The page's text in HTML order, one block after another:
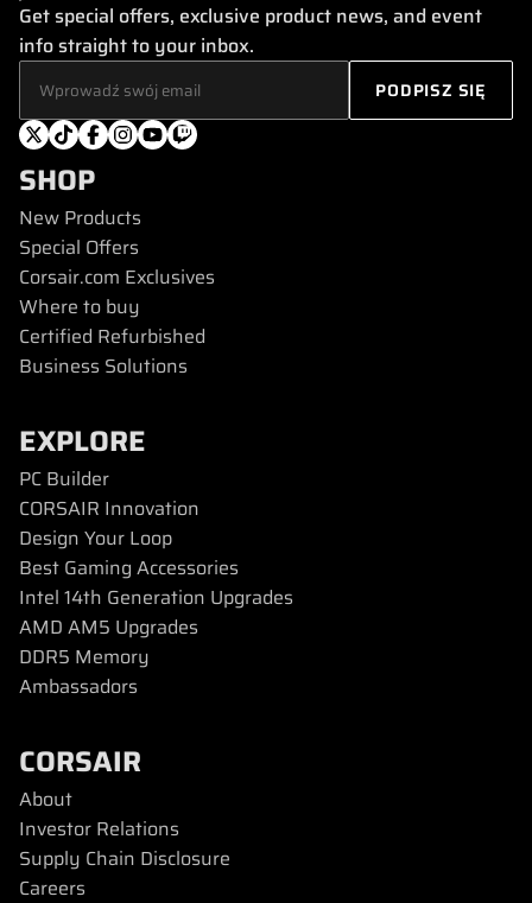
Get special offers, exclusive product news, and event
info straight to your inbox.
SHOP
New Products
Special Offers
Corsair.com Exclusives
Where to buy
Certified Refurbished
Business Solutions
EXPLORE
PC Builder
CORSAIR Innovation
Design Your Loop
Best Gaming Accessories
Intel 14th Generation Upgrades
AMD AM5 Upgrades
DDR5 Memory
Ambassadors
CORSAIR
About
Investor Relations
Supply Chain Disclosure
Careers